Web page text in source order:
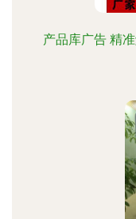
产品库广告 精